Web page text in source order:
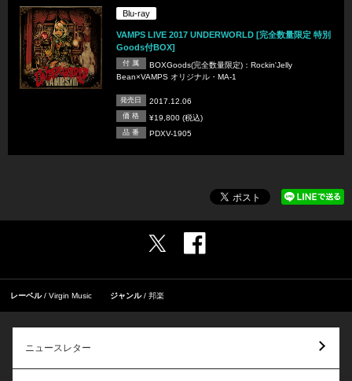
Blu-ray
VAMPS LIVE 2017 UNDERWORLD [完全数量限定 特別
Goods付BOX]
付 属
BOXGoods(完全数量限定)：Rockin'Jelly
Bean×VAMPS オリジナル・MA-1
発売日 2017.12.06
価 格 ¥19,800 (税込)
品 番 PDXV-1905
レーベル Virgin Music ジャンル 邦楽
ニュースレター